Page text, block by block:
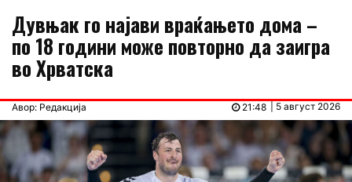
Дувњак го најави враќањето дома –
по 18 години може повторно да заигра
во Хрватска
Авор: Редакција | 5 август 2026
21:48